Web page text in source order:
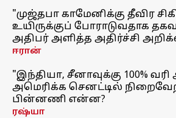
"முஜ்தபா காமேனிக்கு தீவிர
உயிருக்குப் போராடுவதாக
அதிபர் அளித்த அதிர்ச்சி
ஈரான்
"இந்தியா, சீனாவுக்கு 100% வரி
அமெரிக்க செனட்டில்
பின்னணி என்ன?
ரஷ்யா